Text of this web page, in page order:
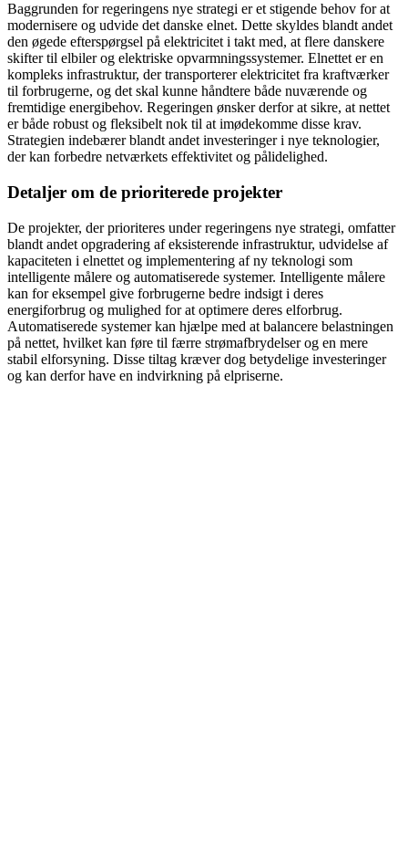
Baggrunden for regeringens nye strategi er et stigende behov for at
modernisere og udvide det danske elnet. Dette skyldes blandt andet
den øgede efterspørgsel på elektricitet i takt med, at flere danskere
skifter til elbiler og elektriske opvarmningssystemer. Elnettet er en
kompleks infrastruktur, der transporterer elektricitet fra kraftværker
til forbrugerne, og det skal kunne håndtere både nuværende og
fremtidige energibehov. Regeringen ønsker derfor at sikre, at nettet
er både robust og fleksibelt nok til at imødekomme disse krav.
Strategien indebærer blandt andet investeringer i nye teknologier,
der kan forbedre netværkets effektivitet og pålidelighed.
Detaljer om de prioriterede projekter
De projekter, der prioriteres under regeringens nye strategi, omfatter
blandt andet opgradering af eksisterende infrastruktur, udvidelse af
kapaciteten i elnettet og implementering af ny teknologi som
intelligente målere og automatiserede systemer. Intelligente målere
kan for eksempel give forbrugerne bedre indsigt i deres
energiforbrug og mulighed for at optimere deres elforbrug.
Automatiserede systemer kan hjælpe med at balancere belastningen
på nettet, hvilket kan føre til færre strømafbrydelser og en mere
stabil elforsyning. Disse tiltag kræver dog betydelige investeringer
og kan derfor have en indvirkning på elpriserne.